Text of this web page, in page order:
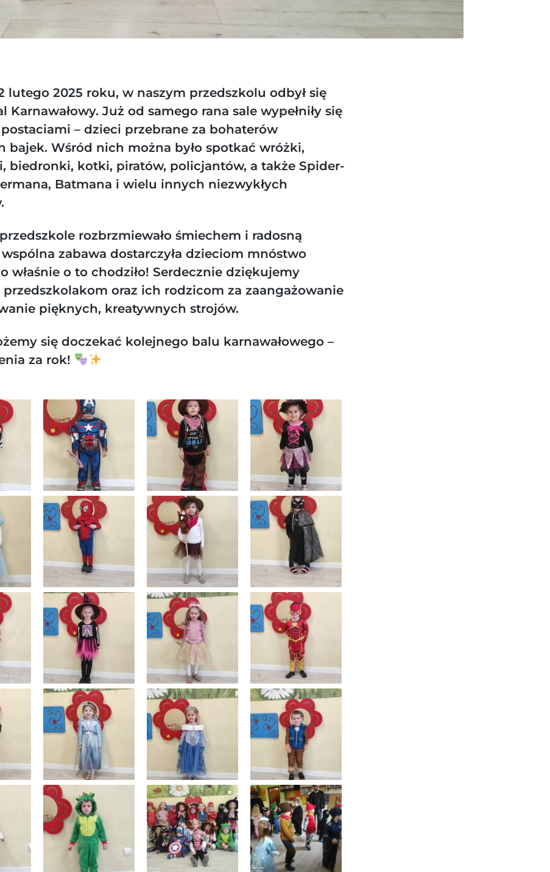
lutego 2025 roku, w naszym przedszkolu odbył się
Karnawałowy. Już od samego rana sale wypełniły się
– dzieci przebrane za bohaterów
bajek. Wśród nich można było spotkać wróżki,
biedronki, kotki, piratów, policjantów, a także Spider-
Batmana i wielu innych niezwykłych
rozbrzmiewało śmiechem i radosną
zabawa dostarczyła dzieciom mnóstwo
właśnie o to chodziło! Serdecznie dziękujemy
oraz ich rodzicom za zaangażowanie
pięknych, kreatywnych strojów.
się doczekać kolejnego balu karnawałowego –
za rok!